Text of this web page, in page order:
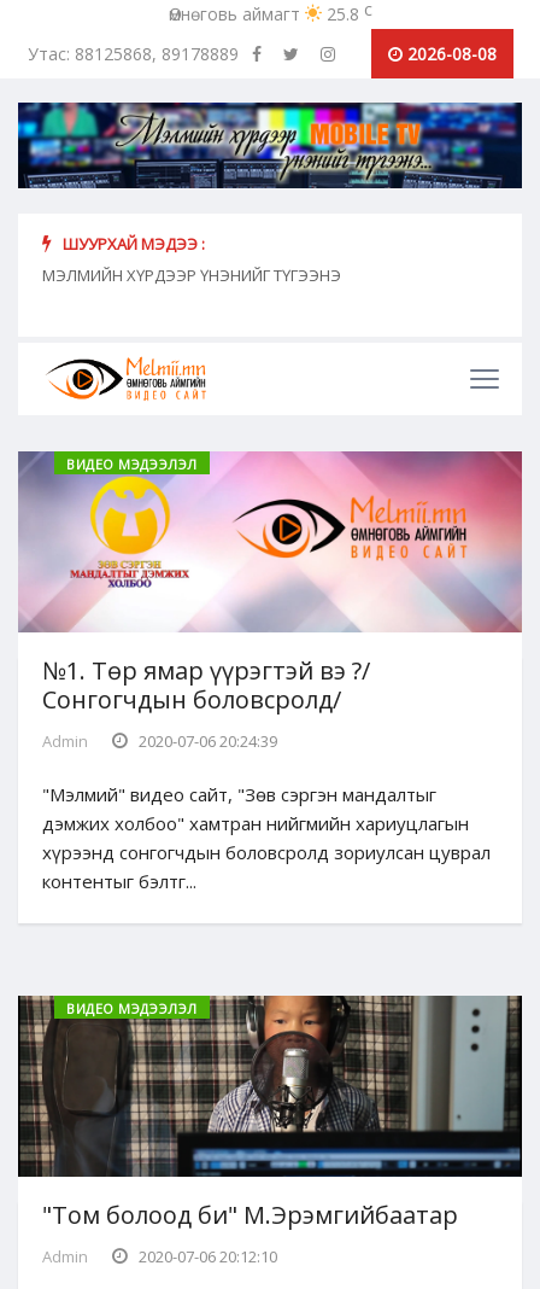
Өмнөговь аймагт 25.8 c
Утас: 88125868, 89178889
2026-08-08
ШУУРХАЙ МЭДЭЭ :
МЭЛМИЙН ХҮРДЭЭР ҮНЭНИЙГ ТҮГЭЭНЭ
ВИДЕО МЭДЭЭЛЭЛ
№1. Төр ямар үүрэгтэй вэ ?/
Сонгогчдын боловсролд/
Admin 2020-07-06 20:24:39
"Мэлмий" видео сайт, "Зөв сэргэн мандалтыг
дэмжих холбоо" хамтран нийгмийн хариуцлагын
хүрээнд сонгогчдын боловсролд зориулсан цуврал
контентыг бэлтг...
ВИДЕО МЭДЭЭЛЭЛ
"Том болоод би" М.Эрэмгийбаатар
Admin 2020-07-06 20:12:10